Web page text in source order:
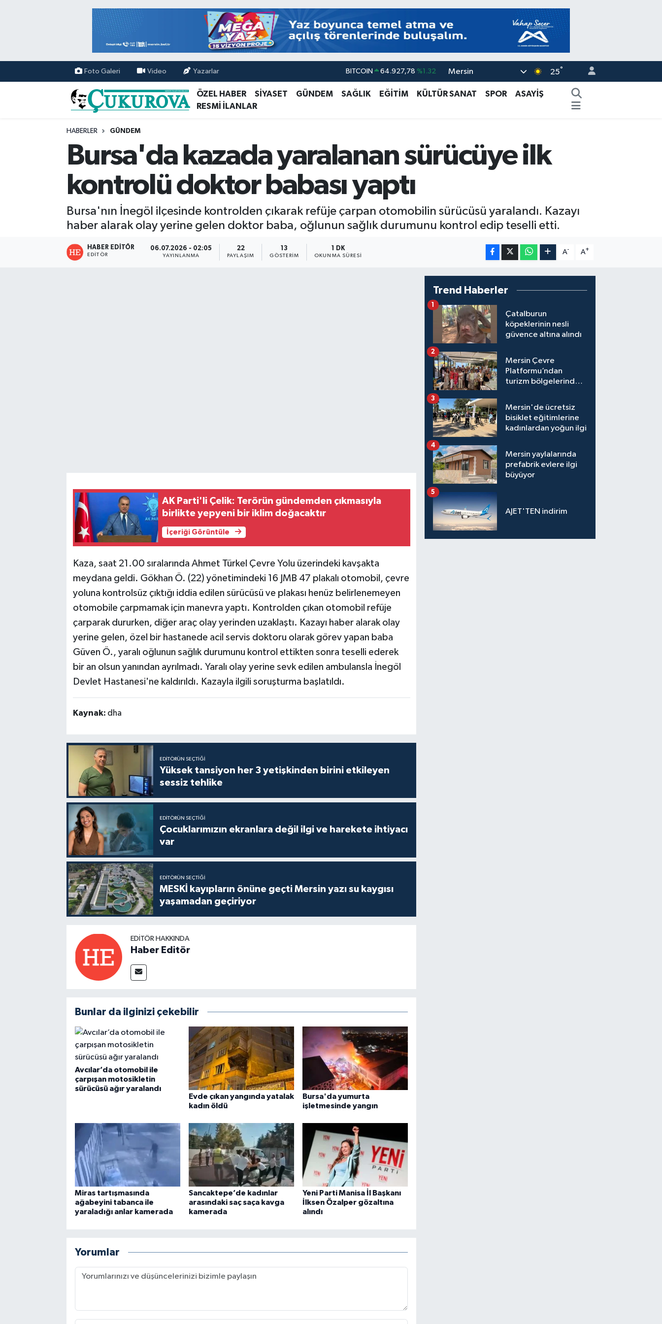
Foto Galeri Video Yazarlar BITCOIN 64.927,78 %1.32
DOLAR 47,5971 %0.05
BİST100 13.703 %11
Mersin 25°
ÖZEL HABER SİYASET GÜNDEM SAĞLIK EĞİTİM KÜLTÜR SANAT SPOR
ASAYİŞ
RESMİ İLANLAR
HABERLER GÜNDEM
Bursa'da kazada yaralanan sürücüye ilk
kontrolü doktor babası yaptı
Bursa'nın İnegöl ilçesinde kontrolden çıkarak refüje çarpan otomobilin sürücüsü yaralandı. Kazayı
haber alarak olay yerine gelen doktor baba, oğlunun sağlık durumunu kontrol edip teselli etti.
HABER EDITÖR
EDITÖR
06.07.2026 - 02:05
YAYINLANMA
22
PAYLAŞIM
13
GÖSTERIM
1 DK
OKUNMA SÜRESI
A- A+
AK Parti'li Çelik: Terörün gündemden çıkmasıyla
birlikte yepyeni bir iklim doğacaktır
İçeriği Görüntüle
Kaza, saat 21.00 sıralarında Ahmet Türkel Çevre Yolu üzerindeki kavşakta
meydana geldi. Gökhan Ö. (22) yönetimindeki 16 JMB 47 plakalı otomobil, çevre
yoluna kontrolsüz çıktığı iddia edilen sürücüsü ve plakası henüz belirlenemeyen
otomobile çarpmamak için manevra yaptı. Kontrolden çıkan otomobil refüje
çarparak dururken, diğer araç olay yerinden uzaklaştı. Kazayı haber alarak olay
yerine gelen, özel bir hastanede acil servis doktoru olarak görev yapan baba
Güven Ö., yaralı oğlunun sağlık durumunu kontrol ettikten sonra teselli ederek
bir an olsun yanından ayrılmadı. Yaralı olay yerine sevk edilen ambulansla İnegöl
Devlet Hastanesi'ne kaldırıldı. Kazayla ilgili soruşturma başlatıldı.
Kaynak: dha
EDITÖRÜN SEÇTIĞI
Yüksek tansiyon her 3 yetişkinden birini etkileyen
sessiz tehlike
EDITÖRÜN SEÇTIĞI
Çocuklarımızın ekranlara değil ilgi ve harekete ihtiyacı
var
EDITÖRÜN SEÇTIĞI
MESKİ kayıpların önüne geçti Mersin yazı su kaygısı
yaşamadan geçiriyor
EDITÖR HAKKINDA
Haber Editör
Bunlar da ilginizi çekebilir
Avcılar’da otomobil ile
çarpışan motosikletin
sürücüsü ağır yaralandı
Evde çıkan yangında yatalak
kadın öldü
Bursa'da yumurta
işletmesinde yangın
Miras tartışmasında
ağabeyini tabanca ile
yaraladığı anlar kamerada
Sancaktepe’de kadınlar
arasındaki saç saça kavga
kamerada
Yeni Parti Manisa İl Başkanı
İlksen Özalper gözaltına
alındı
Yorumlar
Trend Haberler
Çatalburun
köpeklerinin nesli
güvence altına alındı
1
Mersin Çevre
Platformu’ndan
turizm bölgelerinde
2
Mersin'de ücretsiz
bisiklet eğitimlerine
kadınlardan yoğun ilgi
3
Mersin yaylalarında
prefabrik evlere ilgi
büyüyor
4
AJET'TEN indirim
5
Mersin Nöbetçi Eczaneler
Mersin Hava Durumu
Mersin Namaz Vakitleri
Mersin Trafik Yoğunluk Haritası
Tüm Manşetler
Son Dakika Haberleri
Haber Arşivi